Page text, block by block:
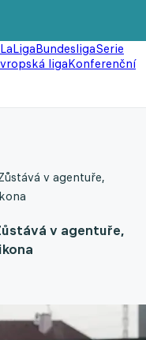
LaLigaBundesligaSerie
ligaKonferenční
v agentuře,
v agentuře,